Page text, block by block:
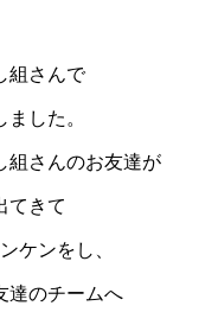
組さんで
した。
組さんのお友達が
てきて
ケンをし、
達のチームへ